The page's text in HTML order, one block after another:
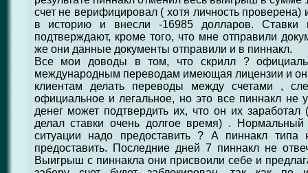
счет не верифицировал ( хотя личность
в историю и внесли -16985 долларов. Ставки
подтверждают, кроме того, что мне отправили
же они данные документы отправили и в пиннакл.
Все мои доводы в том, что скрилл ?
международным переводам имеющая лицензии и
клиентам делать переводы между счетами ,
официальное и легальное, но это все пиннакл не
денег может подтвердить их, что он их
делал ставки очень долгое время) .
ситуации надо предоставить ? А пиннакл
предоставить. Последние дней 7 пиннакл не
Выигрыш с пиннакла они присвоили себе и